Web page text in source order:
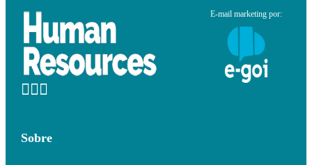
E-mail marketing por:
Sobre